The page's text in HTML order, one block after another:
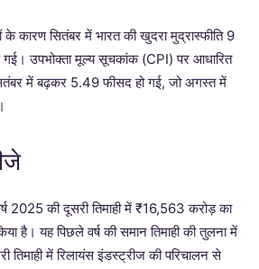
के कारण सितंबर में भारत की खुदरा मुद्रास्फीति 9
उपभोक्ता मूल्य सूचकांक (CPI) पर आधारित
सितंबर में बढ़कर 5.49 फीसद हो गई, जो अगस्त में
2025 की दूसरी तिमाही में ₹16,563 करोड़ का
है। यह पिछले वर्ष की समान तिमाही की तुलना में
में रिलायंस इंडस्ट्रीज की परिचालन से